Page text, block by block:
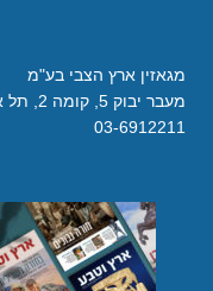
מגאזין ארץ הצבי בע"מ
מעבר יבוק 5, קומה 2, תל אביב
03-6912211